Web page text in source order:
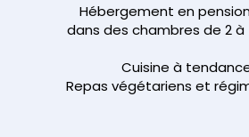
Hébergement en
dans des chambres de 2 à
Cuisine à
Repas végétariens et